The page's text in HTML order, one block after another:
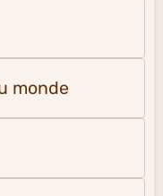
monde